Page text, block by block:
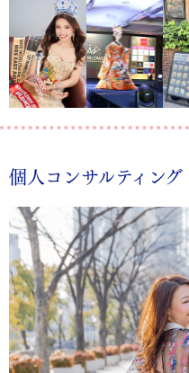
個人コンサルティング